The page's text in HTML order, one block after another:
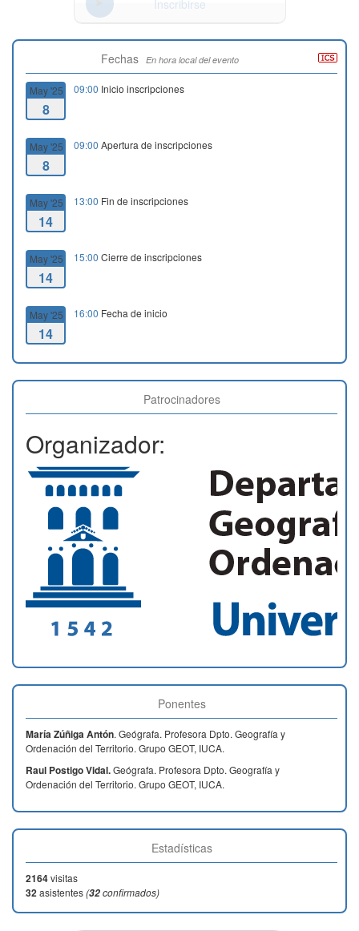
Inscribirse
Fechas En hora local del evento
May '25
8
09:00 Inicio inscripciones
May '25
8
09:00 Apertura de inscripciones
May '25
14
13:00 Fin de inscripciones
May '25
14
15:00 Cierre de inscripciones
May '25
14
16:00 Fecha de inicio
Patrocinadores
Organizador:
Colaboradores:
Ponentes
María Zúñiga Antón. Geógrafa. Profesora Dpto. Geografía y
Ordenación del Territorio. Grupo GEOT, IUCA.
Raul Postigo Vidal.Geógrafa. Profesora Dpto. Geografía y
Ordenación del Territorio. Grupo GEOT, IUCA.
Estadísticas
2164visitas
32 asistentes(32confirmados)